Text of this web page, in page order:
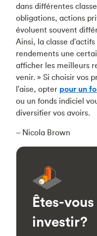
dans différentes
obligations, actions
évoluent souvent
Ainsi, la classe
rendements une
afficher les meilleurs
venir. » Si choisir vos
l'aise, opter pour un
ou un fonds indiciel
diversifier vos avoirs.
– Nicola Brown
Êtes-
investir?